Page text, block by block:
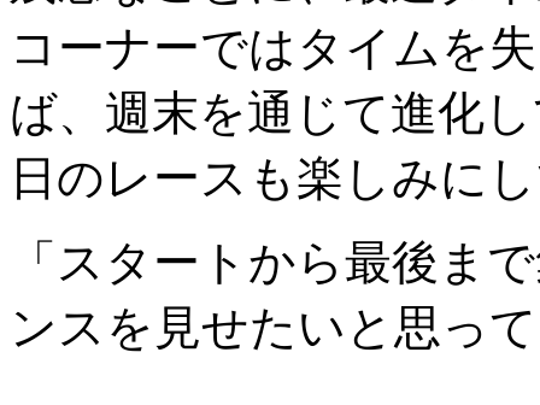
コーナーではタイムを
ば、週末を通じて進化
日のレースも楽しみに
「スタートから最後ま
ンスを見せたいと思っ